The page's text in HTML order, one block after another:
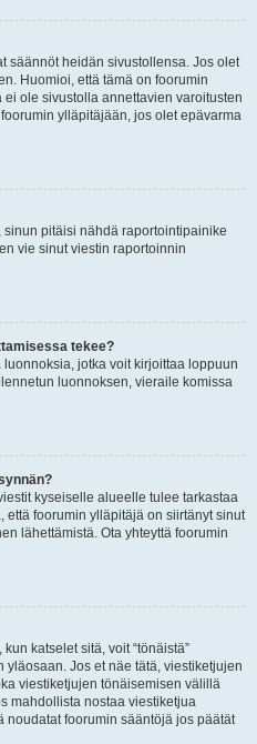
säännöt heidän sivustollensa. Jos olet
Huomioi, että tämä on foorumin
ole sivustolla annettavien varoitusten
ylläpitäjään, jos olet epävarma
pitäisi nähdä raportointipainike
vie sinut viestin raportoinnin
tekee?
jotka voit kirjoittaa loppuun
luonnoksen, vieraile komissa
kyseiselle alueelle tulee tarkastaa
että foorumin ylläpitäjä on siirtänyt sinut
lähettämistä. Ota yhteyttä foorumin
katselet sitä, voit “tönäistä”
Jos et näe tätä, viestiketjujen
viestiketjujen tönäisemisen välillä
mahdollista nostaa viestiketjua
noudatat foorumin sääntöjä jos päätät